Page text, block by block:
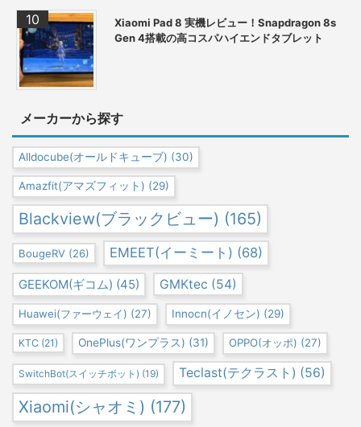
Xiaomi Pad 8 実機レビュー！Snapdragon 8s
Gen 4搭載の高コスパハイエンドタブレット
メーカーから探す
Alldocube(オールドキューブ) (30)
Amazfit(アマズフィット) (29)
Blackview(ブラックビュー) (165)
BougeRV (26) EMEET(イーミート) (68)
GEEKOM(ギコム) (45) GMKtec (54)
Huawei(ファーウェイ) (27) Innocn(イノセン) (29)
KTC (21) OnePlus(ワンプラス) (31) OPPO(オッポ) (27)
SwitchBot(スイッチボット) (19) Teclast(テクラスト) (56)
Xiaomi(シャオミ) (177)